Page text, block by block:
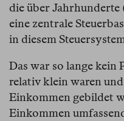
die über
eine zentrale
in diesem
Das war so lange kein
relativ klein waren
Einkommen gebildet
Einkommen